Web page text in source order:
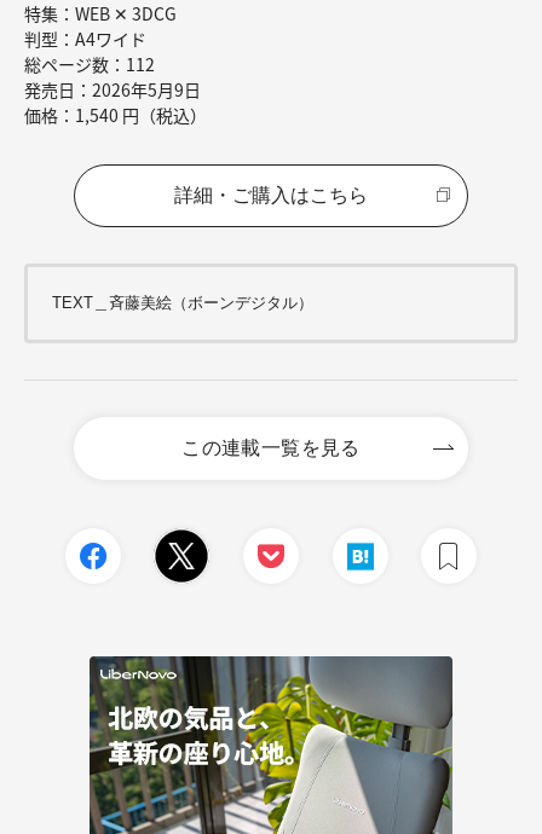
特集：WEB ✕ 3DCG
判型：A4ワイド
総ページ数：112
発売日：2026年5月9日
価格：1,540 円（税込）
詳細・ご購入はこちら
TEXT＿斉藤美絵（ボーンデジタル）
この連載一覧を見る